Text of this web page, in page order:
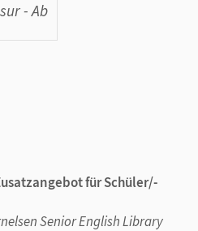
für Schüler/-
Senior English Library